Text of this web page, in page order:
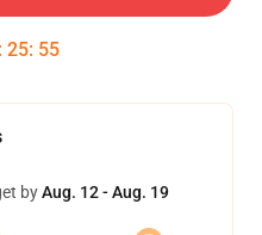
: 25: 55
byAug. 12 - Aug. 19